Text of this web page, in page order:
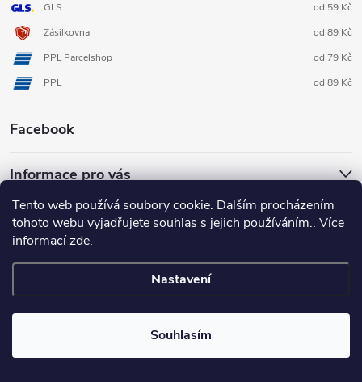
Tento web používá soubory cookie. Dalším procházením
tohoto webu vyjadřujete souhlas s jejich používáním.. Více
informacízde.
Nastavení
Souhlasím
GLS
od 59 Kč
Zásilkovna
od 89 Kč
PPL Parcelshop
od 79 Kč
PPL
od 89 Kč
Facebook
Informace pro vás
nastavení cookies